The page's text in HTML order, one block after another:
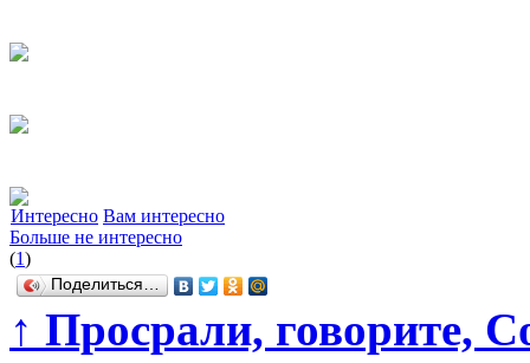
Интересно Вам интересно
Больше не интересно
(1)
Поделиться…
↑ Просрали, говорите,